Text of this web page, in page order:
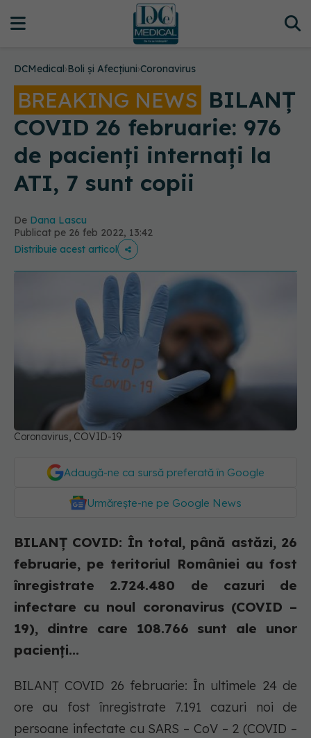
DCMedical›Boli și Afecțiuni›Coronavirus
BREAKING NEWS BILANȚ
COVID 26 februarie: 976
de pacienți internați la
ATI, 7 sunt copii
De Dana Lascu
Publicat pe 26 feb 2022, 13:42
Distribuie acest articol
Coronavirus, COVID-19
Adaugă-ne ca sursă preferată în Google
Urmărește-ne pe Google News
BILANȚ COVID: În total, până astăzi, 26
februarie, pe teritoriul României au fost
înregistrate 2.724.480 de cazuri de
infectare cu noul coronavirus (COVID –
19), dintre care 108.766 sunt ale unor
pacienți...
BILANȚ COVID 26 februarie: În ultimele 24 de
ore au fost înregistrate 7.191 cazuri noi de
persoane infectate cu SARS – CoV – 2 (COVID –